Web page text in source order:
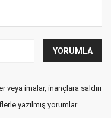
imalar, inançlara saldırı
yazılmış yorumlar